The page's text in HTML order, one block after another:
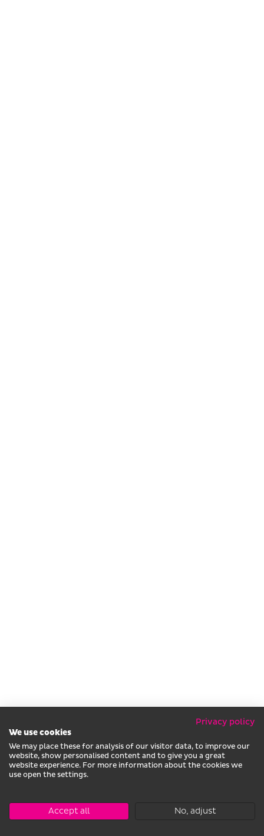
Privacy policy
We use cookies
We may place these for analysis of our visitor data, to improve our
website, show personalised content and to give you a great
website experience. For more information about the cookies we
use open the settings.
Accept all No, adjust